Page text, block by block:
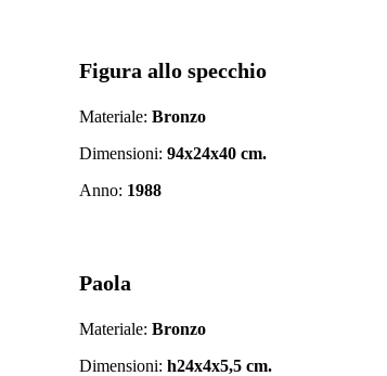
Figura allo specchio
Materiale: Bronzo
Dimensioni: 94x24x40 cm.
Anno: 1988
Paola
Materiale: Bronzo
Dimensioni: h24x4x5,5 cm.